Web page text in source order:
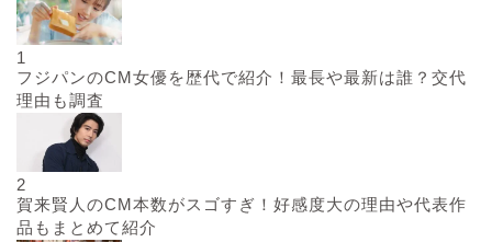
1
フジパンのCM女優を歴代で紹介！最長や最新は誰？交代
理由も調査
2
賀来賢人のCM本数がスゴすぎ！好感度大の理由や代表作
品もまとめて紹介